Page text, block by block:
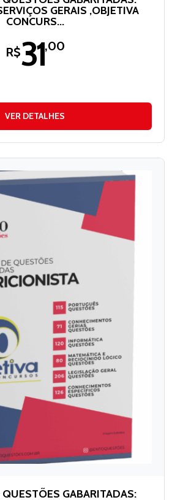
GERAIS ,OBJETIVA
CONCURS...
R$31,00
VER DETALHES
GABARITADAS: